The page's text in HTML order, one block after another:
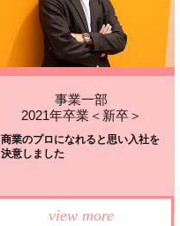
事業一部
2021年卒業＜新卒＞
商業のプロになれると思い入社を
決意しました
view more